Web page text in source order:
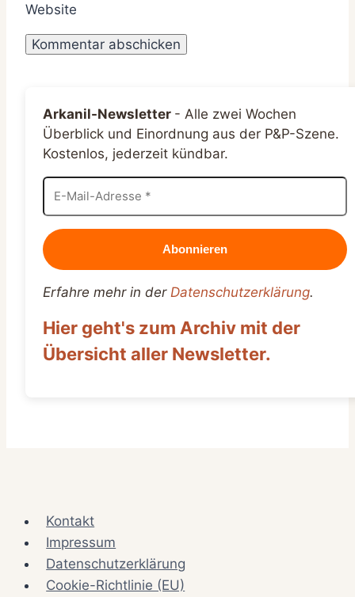
Website
Arkanil-Newsletter - Alle zwei Wochen
Überblick und Einordnung aus der P&P-Szene.
Kostenlos, jederzeit kündbar.
Erfahre mehr in der Datenschutzerklärung.
Hier geht's zum Archiv mit der
Übersicht aller Newsletter.
Kontakt
Impressum
Datenschutzerklärung
Cookie-Richtlinie (EU)